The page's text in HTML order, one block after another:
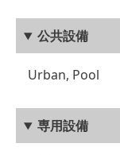
公共設備
Urban, Pool
専用設備